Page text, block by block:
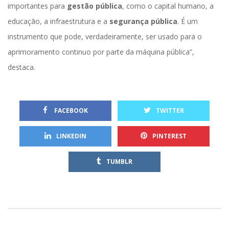
importantes para gestão pública, como o capital humano, a
educação, a infraestrutura e a egurança pública. É um
instrumento que pode, verdadeiramente, ser usado para o
aprimoramento continuo por parte da máquina pública”,
destaca.
FACEBOOK TWITTER
LINKEDIN PINTEREST
TUMBLR